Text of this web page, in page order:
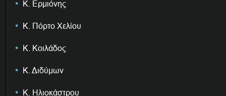
Κ. Ερμιόνης
Κ. Πόρτο Χελίου
Κ. Κοιλάδος
Κ. Διδύμων
Κ. Ηλιοκάστρου